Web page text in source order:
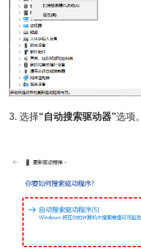
3. 选择“自动搜索驱动器”选项。